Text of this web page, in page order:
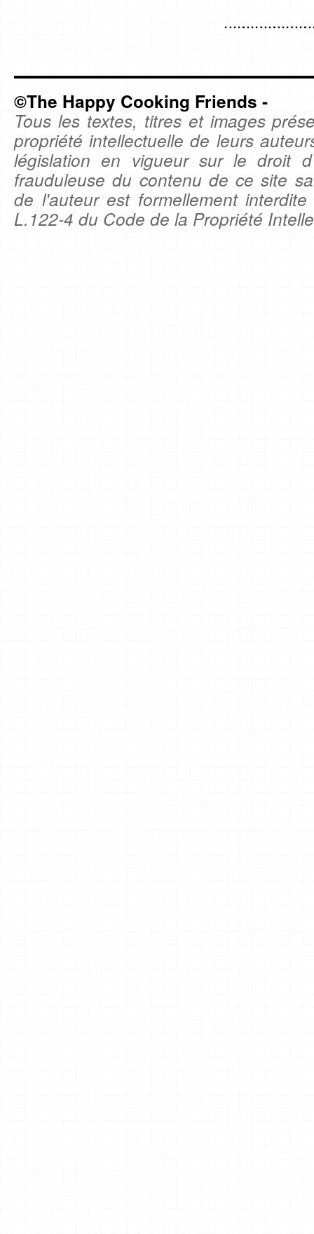
©The Happy Cooking Friends -
Tous les textes, titres et images
propriété intellectuelle de leurs
législation en vigueur sur le droit
frauduleuse du contenu de ce site
de l'auteur est formellement
L.122-4 du Code de la Propriété